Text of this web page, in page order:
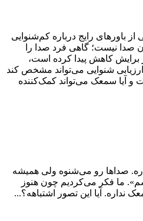
از باورهای رایج درباره کم‌شنوایی
نیست؛ گاهی فرد صدا را
برایش کاهش پیدا کرده است،
شنوایی می‌تواند مشخص کند
آیا سمعک می‌تواند کمک‌کننده
صداها رو می‌شنوه ولی همیشه
ما فکر می‌کردیم چون هنوز
آیا این تصور اشتباهه؟...